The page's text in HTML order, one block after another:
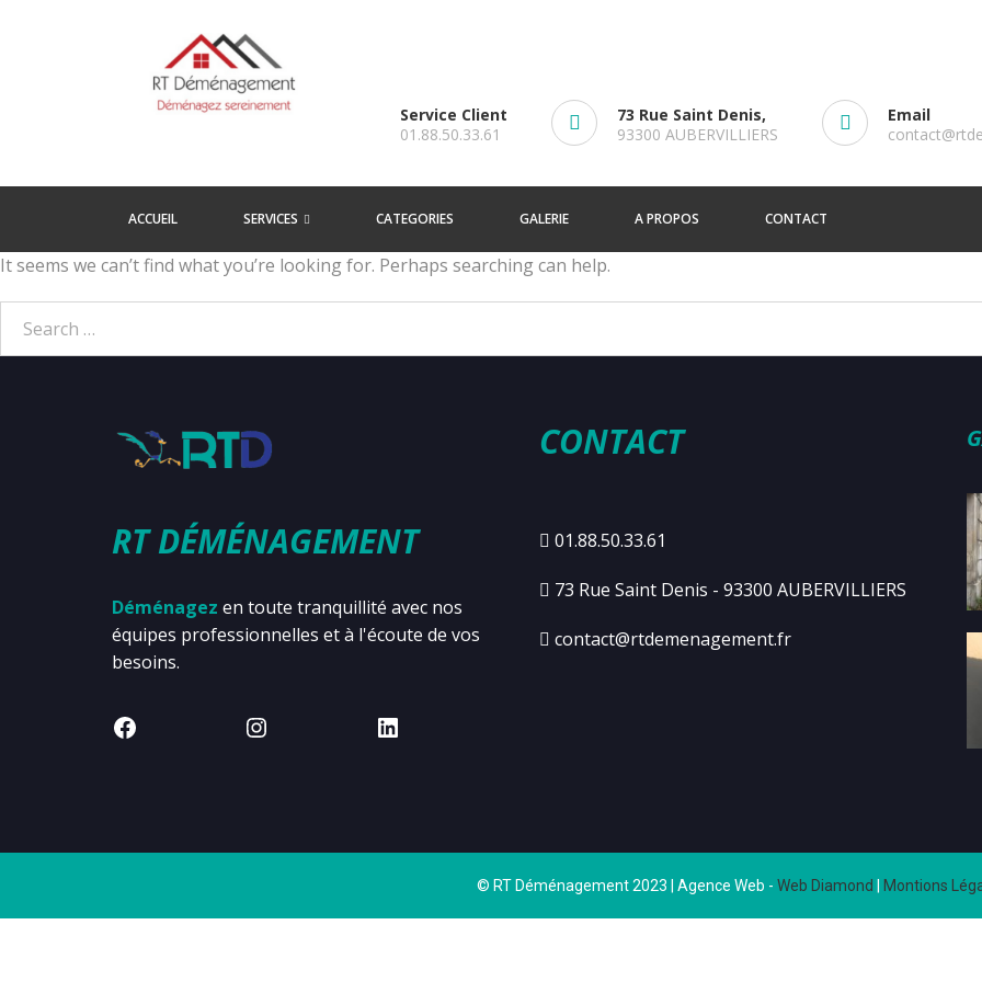
Service Client
01.88.50.33.61
73 Rue Saint Denis,
93300 AUBERVILLIERS
Email
ACCUEIL SERVICES CATEGORIES GALERIE A PROPOS CONTACT
It seems we can’t find what you’re looking for. Perhaps searching can help.
RT DÉMÉNAGEMENT
Déménagez en toute tranquillité avec nos
équipes professionnelles et à l'écoute de vos
besoins.
CONTACT
01.88.50.33.61
73 Rue Saint Denis - 93300 AUBERVILLIERS
contact@rtdemenagement.fr
© RT Déménagement 2023 | Agence Web - Web Diamond Montions